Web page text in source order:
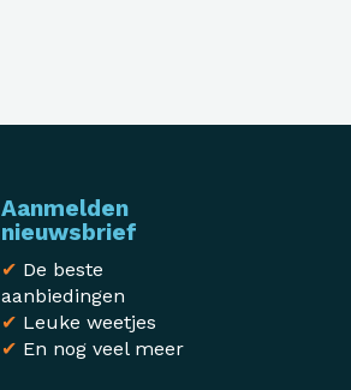
Aanmelden
nieuwsbrief
✔ De beste
aanbiedingen
✔ Leuke weetjes
✔ En nog veel meer